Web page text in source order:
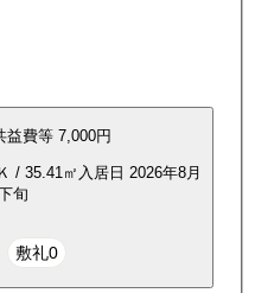
益費等 7,000円
/ 35.41㎡ 入居日 2026年8月
旬
敷礼0